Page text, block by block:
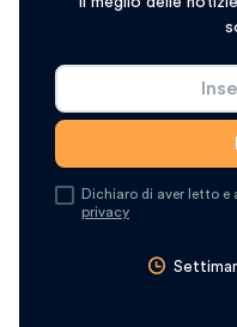
Dichiaro di aver letto e
privacy